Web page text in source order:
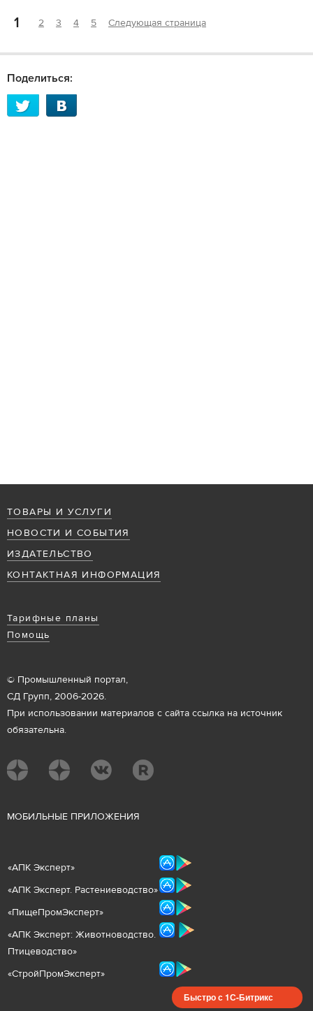
1 2 3 4 5 Следующая страница
Поделиться:
ТОВАРЫ И УСЛУГИ
НОВОСТИ И СОБЫТИЯ
ИЗДАТЕЛЬСТВО
КОНТАКТНАЯ ИНФОРМАЦИЯ
Тарифные планы
Помощь
© Промышленный портал,
СД Групп, 2006-2026.
При использовании материалов с сайта ссылка на источник
обязательна.
МОБИЛЬНЫЕ ПРИЛОЖЕНИЯ
«АПК Эксперт»
«АПК Эксперт. Растениеводство»
«ПищеПромЭксперт»
«АПК Эксперт: Животноводство.
Птицеводство»
«СтройПромЭксперт»
Быстро с 1С-Битрикс